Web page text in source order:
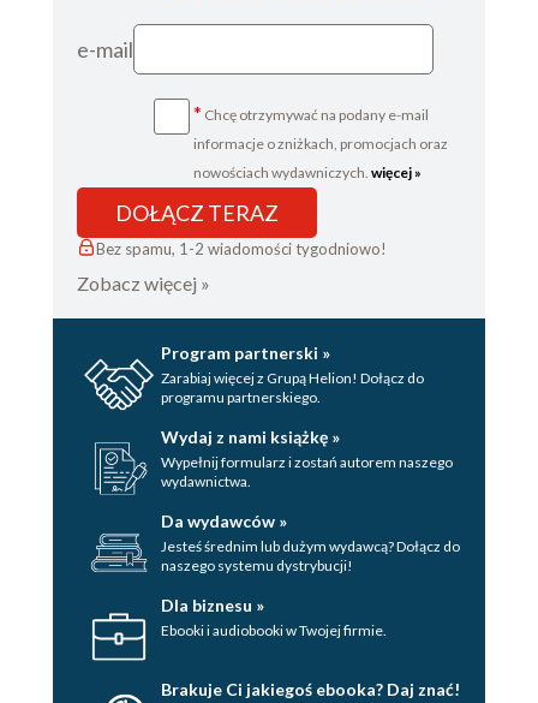
e-mail
* Chcę otrzymywać na podany e-mail
informacje o zniżkach, promocjach oraz
nowościach wydawniczych. więcej »
DOŁĄCZ TERAZ
Bez spamu, 1-2 wiadomości tygodniowo!
Zobacz więcej »
Program partnerski »
Zarabiaj więcej z Grupą Helion! Dołącz do
programu partnerskiego.
Wydaj z nami książkę »
Wypełnij formularz i zostań autorem naszego
wydawnictwa.
Da wydawców »
Jesteś średnim lub dużym wydawcą? Dołącz do
naszego systemu dystrybucji!
Dla biznesu »
Ebooki i audiobooki w Twojej firmie.
Brakuje Ci jakiegoś ebooka? Daj znać!